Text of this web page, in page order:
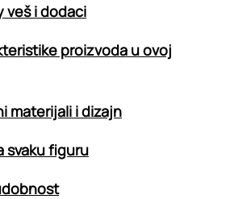
veš i dodaci
proizvoda u ovoj
materijali i dizajn
svaku figuru